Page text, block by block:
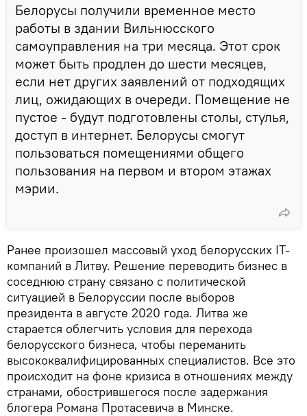
Белорусы получили временное место
работы в здании Вильнюсского
самоуправления на три месяца. Этот срок
может быть продлен до шести месяцев,
если нет других заявлений от подходящих
лиц, ожидающих в очереди. Помещение не
пустое - будут подготовлены столы, стулья,
доступ в интернет. Белорусы смогут
пользоваться помещениями общего
пользования на первом и втором этажах
мэрии.
Ранее произошел массовый уход белорусских IT-
компаний в Литву. Решение переводить бизнес в
соседнюю страну связано с политической
ситуацией в Белоруссии после выборов
президента в августе 2020 года. Литва же
старается облегчить условия для перехода
белорусского бизнеса, чтобы переманить
высококвалифицированных специалистов. Все это
происходит на фоне кризиса в отношениях между
странами, обострившегося после задержания
блогера Романа Протасевича в Минске.